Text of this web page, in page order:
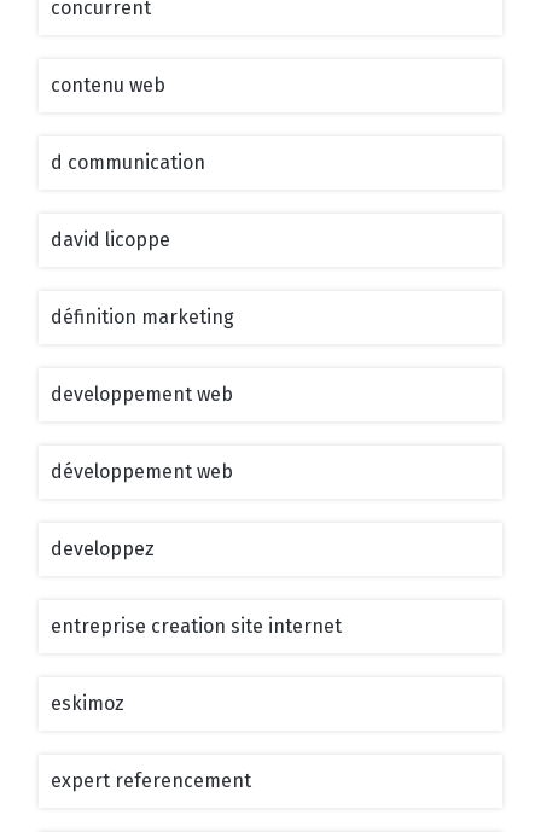
concurrent
contenu web
d communication
david licoppe
définition marketing
developpement web
développement web
developpez
entreprise creation site internet
eskimoz
expert referencement